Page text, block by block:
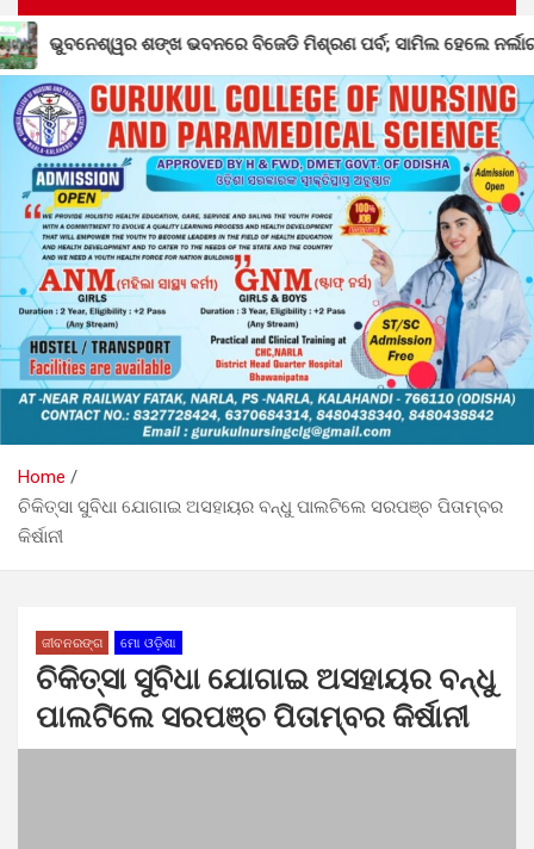
ପର୍ବ; ସାମିଲ ହେଲେ ନର୍ଲାର ୩୦୦ରୁ ଉର୍ଦ୍ଧ୍ୱ କର୍ମୀ
Home
ଚିକିତ୍ସା ସୁବିଧା ଯୋଗାଇ ଅସହାୟର ବନ୍ଧୁ ପାଲଟିଲେ ସରପଞ୍ଚ ପିତାମ୍ବର
କିର୍ଷାନୀ
ଜୀବନରଙ୍ଗ ମୋ ଓଡ଼ିଶା
ଚିକିତ୍ସା ସୁବିଧା ଯୋଗାଇ ଅସହାୟର ବନ୍ଧୁ
ପାଲଟିଲେ ସରପଞ୍ଚ ପିତାମ୍ବର କିର୍ଷାନୀ